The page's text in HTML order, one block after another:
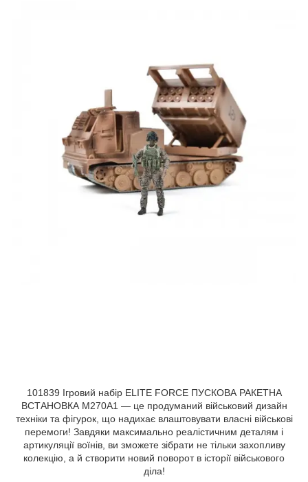
101839 Ігровий набір ELITE FORCE ПУСКОВА РАКЕТНА
ВСТАНОВКА M270A1 — це продуманий військовий дизайн
техніки та фігурок, що надихає влаштовувати власні військові
перемоги! Завдяки максимально реалістичним деталям і
артикуляції воїнів, ви зможете зібрати не тільки захопливу
колекцію, а й створити новий поворот в історії військового
діла!